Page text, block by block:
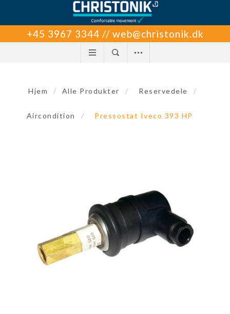
+45 3967 3344 // web@christonik.dk
Hjem / Alle Produkter / Reservedele /
Aircondition / Pressostat Iveco 393 HP